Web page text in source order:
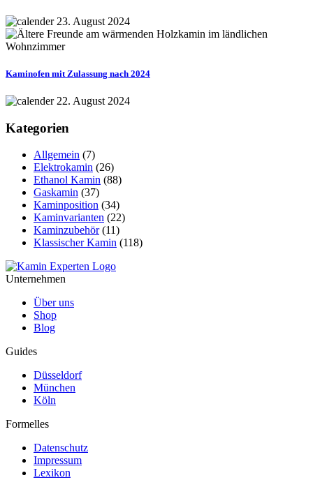
23. August 2024
Kaminofen mit Zulassung nach 2024
22. August 2024
Kategorien
Allgemein (7)
Elektrokamin (26)
Ethanol Kamin (88)
Gaskamin (37)
Kaminposition (34)
Kaminvarianten (22)
Kaminzubehör(11)
Klassischer Kamin (118)
Unternehmen
Über uns
Shop
Blog
Guides
Düsseldorf
München
Köln
Formelles
Datenschutz
Impressum
Lexikon